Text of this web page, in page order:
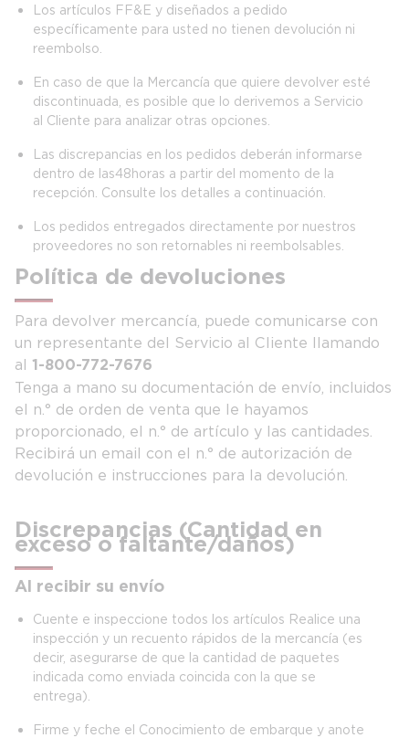
Los artículos FF&E y diseñados a pedido
específicamente para usted no tienen devolución ni
reembolso.
En caso de que la Mercancía que quiere devolver esté
discontinuada, es posible que lo derivemos a Servicio
al Cliente para analizar otras opciones.
Las discrepancias en los pedidos deberán informarse
dentro de las 48 horas a partir del momento de la
recepción. Consulte los detalles a continuación.
Los pedidos entregados directamente por nuestros
proveedores no son retornables ni reembolsables.
Política de devoluciones
Para devolver mercancía, puede comunicarse con
un representante del Servicio al Cliente llamando
al 1-800-772-7676
Tenga a mano su documentación de envío, incluidos
el n.° de orden de venta que le hayamos
proporcionado, el n.° de artículo y las cantidades.
Recibirá un email con el n.° de autorización de
devolución e instrucciones para la devolución.
Discrepancias (Cantidad en
exceso o faltante/daños)
Al recibir su envío
Cuente e inspeccione todos los artículos Realice una
inspección y un recuento rápidos de la mercancía (es
decir, asegurarse de que la cantidad de paquetes
indicada como enviada coincida con la que se
entrega).
Firme y feche el Conocimiento de embarque y anote